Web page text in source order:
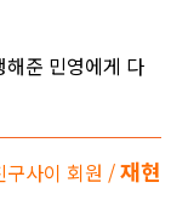
준 민영에게 다
구사이 회원 /재현